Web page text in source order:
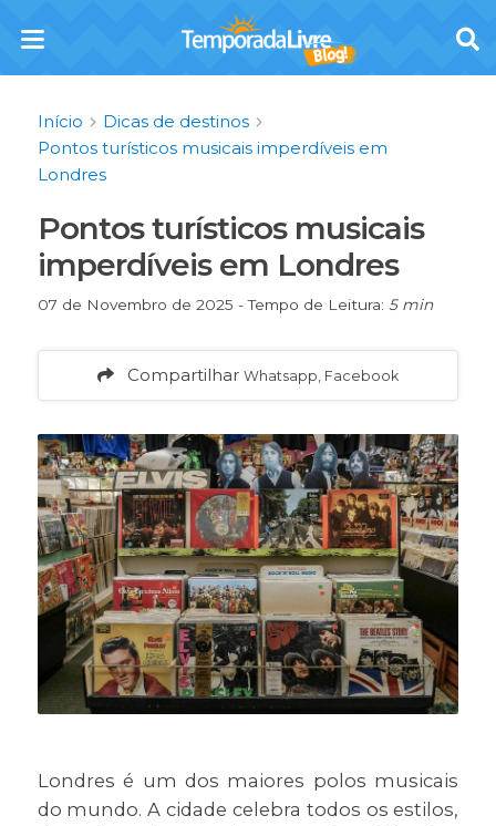
Início
Dicas de destinos
Pontos turísticos musicais imperdíveis em
Londres
Pontos turísticos musicais
imperdíveis em Londres
07 de Novembro de 2025 - Tempo de Leitura: 5 min
Compartilhar Whatsapp, Facebook
Londres é um dos maiores polos musicais
do mundo. A cidade celebra todos os estilos,